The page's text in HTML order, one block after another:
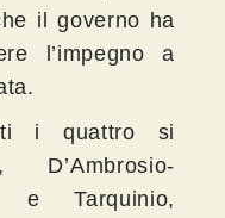
il governo ha
l’impegno a
i quattro si
D’Ambrosio-
e Tarquinio,